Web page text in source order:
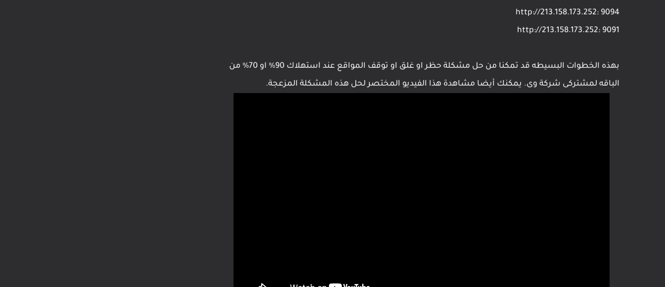
http://213.158.173.252: 9094
http://213.158.173.252: 9091
بهذه الخطوات البسيطه قد تمكنا من حل مشكلة حظر او غلق او توقف المواقع عند استهلاك 90% او 70% من
الباقه لمشتركى شركة وى. يمكنك أيضا مشاهدة هذا الفيديو المختصر لحل هذه المشكلة المزعجة.